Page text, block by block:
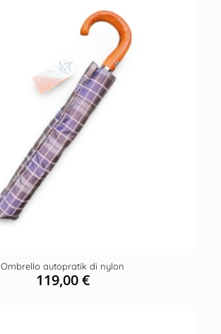
Ombrello autopratik di nylon
119,00€